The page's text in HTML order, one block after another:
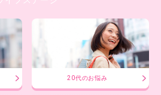
20代のお悩み